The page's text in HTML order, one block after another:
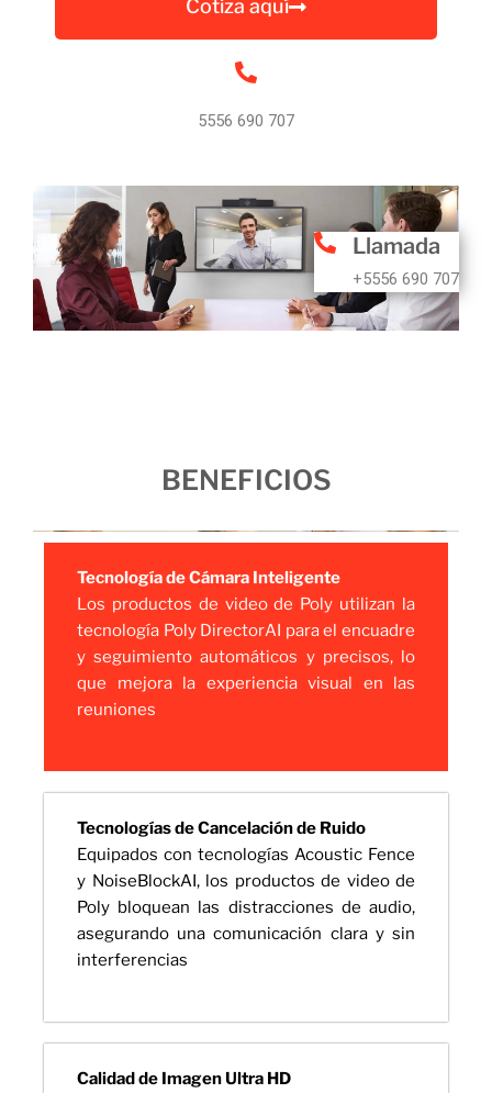
Cotiza aquí
5556 690 707
Llamada
+5556 690 707
BENEFICIOS
Tecnología de Cámara Inteligente
Los productos de video de Poly utilizan la
tecnología Poly DirectorAI para el encuadre
y seguimiento automáticos y precisos, lo
que mejora la experiencia visual en las
reuniones
Tecnologías de Cancelación de Ruido
Equipados con tecnologías Acoustic Fence
y NoiseBlockAI, los productos de video de
Poly bloquean las distracciones de audio,
asegurando una comunicación clara y sin
interferencias
Calidad de Imagen Ultra HD